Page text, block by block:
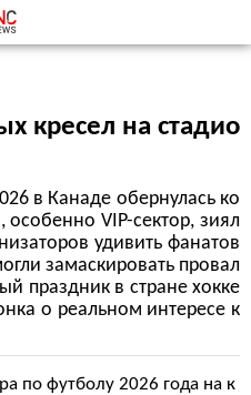
кресел на стадио
в Канаде обернулась ко
VIP-сектор, зиял
удивить фанатов
замаскировать провал
праздник в стране хокке
о реальном интересе к
по футболу 2026 года на к